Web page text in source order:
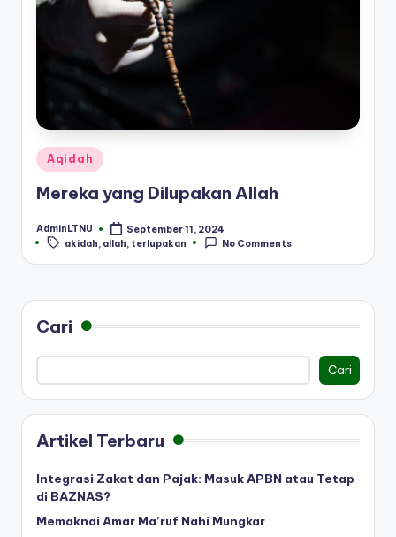
Posted
in
Aqidah
Mereka yang Dilupakan Allah
Posted
by
AdminLTNU September 11, 2024
Tags:
akidah allah terlupakan No Comments
Cari
Cari
Artikel Terbaru
Integrasi Zakat dan Pajak: Masuk APBN atau Tetap
di BAZNAS?
Memaknai Amar Ma’ruf Nahi Mungkar